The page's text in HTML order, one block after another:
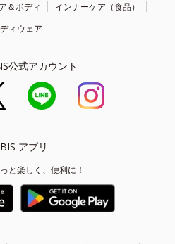
＆ボディ
インナーケア（食品）
ィウェア
公式アカウント
アプリ
と楽しく、便利に！